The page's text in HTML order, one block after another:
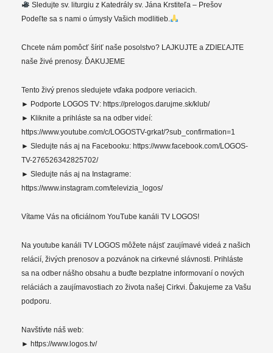
Sledujte sv. liturgiu z Katedrály sv. Jána Krstiteľa – Prešov
Podeľte sa s nami o úmysly Vašich modlitieb.
Chcete nám pomôcť šíriť naše posolstvo? LAJKUJTE a ZDIEĽAJTE
naše živé prenosy. ĎAKUJEME
Tento živý prenos sledujete vďaka podpore veriacich.
► Podporte LOGOS TV: https://prelogos.darujme.sk/klub/
► Kliknite a prihláste sa na odber videí:
https://www.youtube.com/c/LOGOSTV-grkat/?sub_confirmation=1
► Sledujte nás aj na Facebooku: https://www.facebook.com/LOGOS-
TV-276526342825702/
► Sledujte nás aj na Instagrame:
https://www.instagram.com/televizia_logos/
Vítame Vás na oficiálnom YouTube kanáli TV LOGOS!
Na youtube kanáli TV LOGOS môžete nájsť zaujímavé videá z našich
relácií, živých prenosov a pozvánok na cirkevné slávnosti. Prihláste
sa na odber nášho obsahu a buďte bezplatne informovaní o nových
reláciách a zaujímavostiach zo života našej Cirkvi. Ďakujeme za Vašu
podporu.
Navštívte náš web:
► https://www.logos.tv/